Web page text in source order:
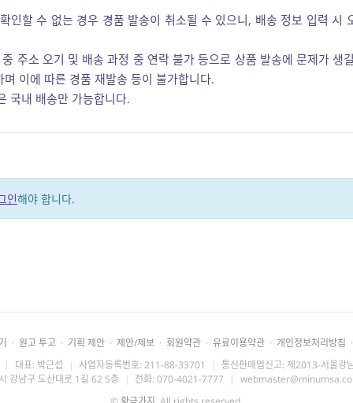
인할 수 없는 경우 경품 발송이 취소될 수 있으니, 배송 정보 입력 시
주소 오기 및 배송 과정 중 연락 불가 등으로 상품 발송에 문제가 생
이에 따른 경품 재발송 등이 불가합니다.
국내 배송만 가능합니다.
인해야 합니다.
· 원고 투고 · 기획 제안 · 제안/제보 · 회원약관 · 유료이용약관 · 개인정보처리방침 ·
|
대표: 박근섭 | 사업자등록번호: 211-88-33701 | 통신판매업신고: 제2013-서울강
강남구 도산대로 1길 62 5층 | 전화: 070-4021-7777 |